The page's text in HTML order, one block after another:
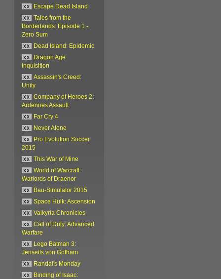
xx
Escape Dead Island
xx
Tales from the
Borderlands: Episode 1 -
Zero Sum
xx
Dead Island: Epidemic
xx
Dragon Age:
Inquisition
xx
Assassin's Creed:
Unity
xx
Company of Heroes 2:
Ardennes Assault
xx
Far Cry 4
xx
Never Alone
xx
Pro Evolution Soccer
2015
xx
This War of Mine
xx
World of Warcraft:
Warlords of Draenor
xx
Bau-Simulator 2015
xx
Space Hulk: Ascension
xx
Valkyria Chronicles
xx
Call of Duty: Advanced
Warfare
xx
Lego Batman 3:
Jenseits von Gotham
xx
Randal's Monday
xx
Binding of Isaac: